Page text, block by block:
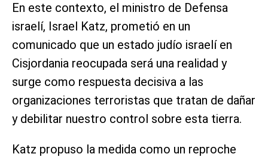
En este contexto, el ministro de Defensa
israelí, Israel Katz, prometió en un
comunicado que un estado judío israelí en
Cisjordania reocupada será una realidad y
surge como respuesta decisiva a las
organizaciones terroristas que tratan de dañar
y debilitar nuestro control sobre esta tierra.
Katz propuso la medida como un reproche